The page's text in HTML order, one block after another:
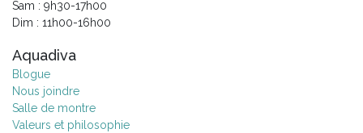
Sam : 9h30-17h00
Dim : 11h00-16h00
Aquadiva
Blogue
Nous joindre
Salle de montre
Valeurs et philosophie